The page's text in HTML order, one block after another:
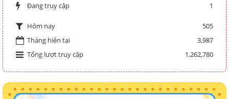
Đang truy cập 1
Hôm nay
505
Tháng hiện tại
3,987
Tổng lượt truy cập
1,262,780